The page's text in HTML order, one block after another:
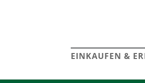
EINKAUFEN &